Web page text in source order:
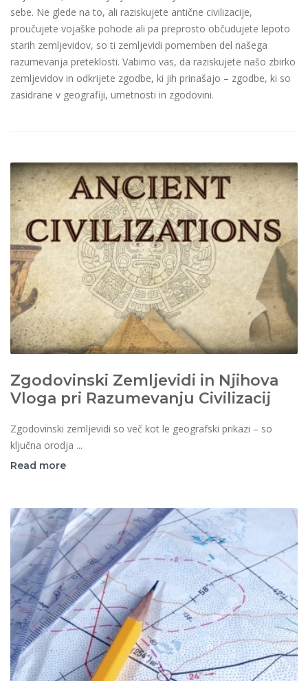
sebe. Ne glede na to, ali raziskujete antične civilizacije,
proučujete vojaške pohode ali pa preprosto občudujete lepoto
starih zemljevidov, so ti zemljevidi pomemben del našega
razumevanja preteklosti. Vabimo vas, da raziskujete našo zbirko
zemljevidov in odkrijete zgodbe, ki jih prinašajo – zgodbe, ki so
zasidrane v geografiji, umetnosti in zgodovini.
Zgodovinski Zemljevidi in Njihova
Vloga pri Razumevanju Civilizacij
Zgodovinski zemljevidi so več kot le geografski prikazi – so
ključna orodja ...
Read more